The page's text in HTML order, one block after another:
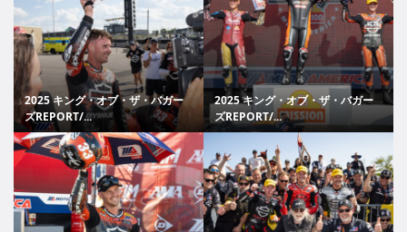
2025 キング・オブ・ザ・バガー
ズREPORT/...
2025 キング・オブ・ザ・バガー
ズREPORT/...